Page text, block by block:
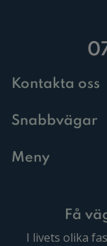
Kontakta oss
Snabbvägar
Meny
Få
I livets olika